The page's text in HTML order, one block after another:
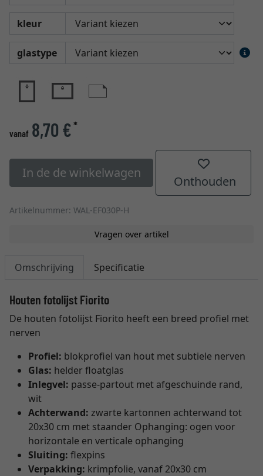
kleur
glastype
vanaf 8,70 €*
In de de winkelwagen
Onthouden
Artikelnummer: WAL-EF030P-H
Vragen over artikel
Omschrijving Specificatie
Houten fotolijst Fiorito
De houten fotolijst Fiorito heeft een breed profiel met
nerven
Profiel: blokprofiel van hout met subtiele nerven
Glas: helder floatglas
Inlegvel: passe-partout met afgeschuinde rand,
wit
Achterwand: zwarte kartonnen achterwand tot
20x30 cm met staander Ophanging: ogen voor
horizontale en verticale ophanging
Sluiting: flexpins
Verpakking: krimpfolie, vanaf 20x30 cm